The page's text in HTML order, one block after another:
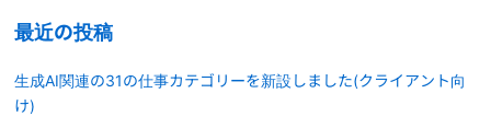
最近の投稿
生成AI関連の31の仕事カテゴリーを新設しました(クライアント向
け)